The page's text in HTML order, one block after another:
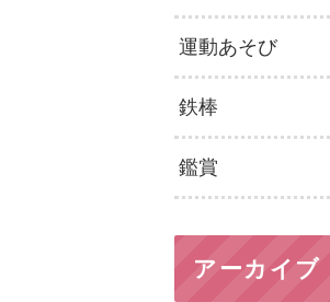
運動あそび
鉄棒
鑑賞
アーカイブ